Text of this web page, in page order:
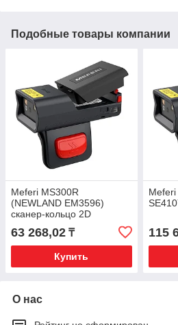
Подобные товары компании
Meferi MS300R
(NEWLAND EM3596)
сканер-кольцо 2D
63 268,02 ₸
Купить
Meferi
115
О нас